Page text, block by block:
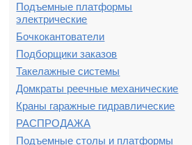
Подъемные платформы
электрические
Бочкокантователи
Подборщики заказов
Такелажные системы
Домкраты реечные механические
Краны гаражные гидравлические
РАСПРОДАЖА
Подъемные столы и платформы